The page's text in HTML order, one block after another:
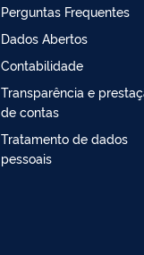
Perguntas Frequentes
Dados Abertos
Contabilidade
Transparência e
de contas
Tratamento de dados
pessoais